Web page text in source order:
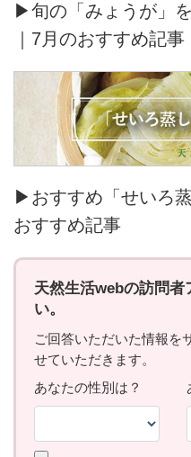
▶旬の「みょうが」
｜7月のおすすめ記事
▶おすすめ「せいろ
おすすめ記事